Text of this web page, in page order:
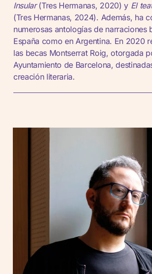
Insular(Tres Hermanas, 2020) y El
(Tres Hermanas, 2024). Además, ha
numerosas antologías de narraciones
España como en Argentina. En 2020
las becas Montserrat Roig, otorgada
Ayuntamiento de Barcelona,
creación literaria.